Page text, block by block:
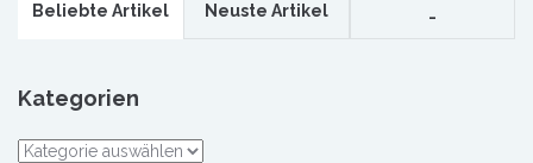
Beliebte Artikel Neuste Artikel
Kategorien
Kategorien